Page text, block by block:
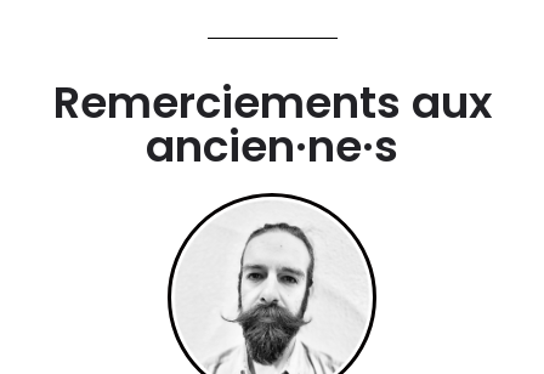
Remerciements aux
ancien·ne·s